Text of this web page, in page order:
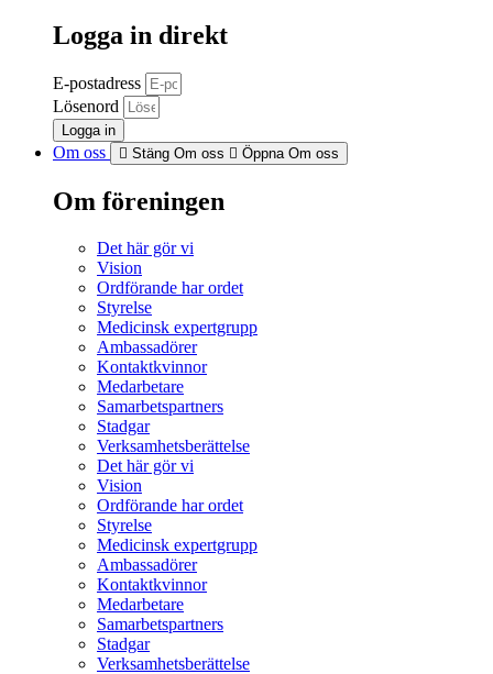
Logga in direkt
E-postadress
Lösenord
Logga in
Om oss Stäng Om oss Öppna Om oss
Om föreningen
Det här gör vi
Vision
Ordförande har ordet
Styrelse
Medicinsk expertgrupp
Ambassadörer
Kontaktkvinnor
Medarbetare
Samarbetspartners
Stadgar
Verksamhetsberättelse
Det här gör vi
Vision
Ordförande har ordet
Styrelse
Medicinsk expertgrupp
Ambassadörer
Kontaktkvinnor
Medarbetare
Samarbetspartners
Stadgar
Verksamhetsberättelse